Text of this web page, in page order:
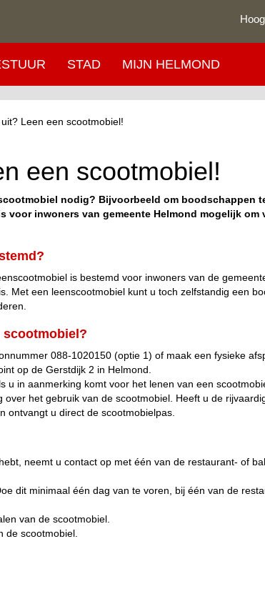
STAD MIJN HELMOND
Leen een scootmobiel!
een scootmobiel!
nodig? Bijvoorbeeld om boodschappen
voor inwoners van gemeente Helmond mogelijk om
is bestemd voor inwoners van de
Met een leenscootmobiel kunt u toch zelfstandig een
scootmobiel?
088-1020150 (optie 1) of maak een fysieke
op de Gerstdijk 2 in Helmond.
u in aanmerking komt voor het lenen van een
het gebruik van de scootmobiel. Heeft u de
ontvangt u direct de scootmobielpas.
neemt u contact op met één van de restaurant- of
dit minimaal één dag van te voren, bij één van de
van de scootmobiel.
de scootmobiel.